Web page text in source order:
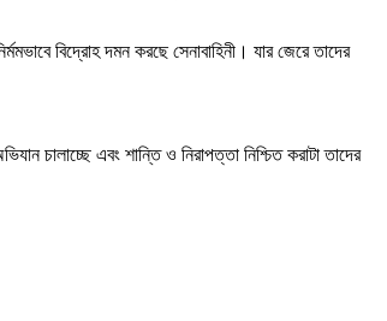
বিদ্রোহ দমন করছে সেনাবাহিনী। যার জেরে তাদের
চালাচ্ছে এবং শান্তি ও নিরাপত্তা নিশ্চিত করাটা তাদের